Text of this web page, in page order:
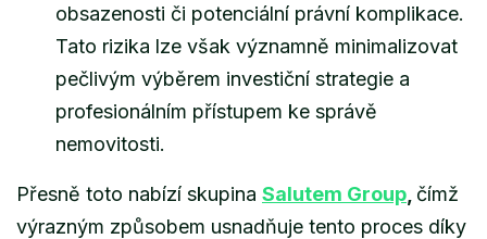
obsazenosti či potenciální právní komplikace.
Tato rizika lze však významně minimalizovat
pečlivým výběrem investiční strategie a
profesionálním přístupem ke správě
nemovitosti.
Přesně toto nabízí skupina Salutem Group čímž
výrazným způsobem usnadňuje tento proces díky